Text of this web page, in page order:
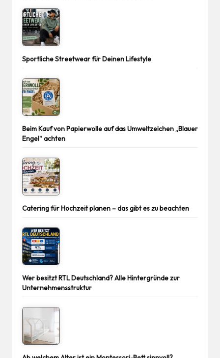
Sportliche Streetwear für Deinen Lifestyle
Beim Kauf von Papierwolle auf das Umweltzeichen „Blauer
Engel“ achten
Catering für Hochzeit planen – das gibt es zu beachten
Wer besitzt RTL Deutschland? Alle Hintergründe zur
Unternehmensstruktur